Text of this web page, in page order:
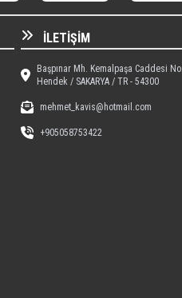
İLETIŞIM
Başpınar Mh. Kemalpaşa Caddesi
Hendek / SAKARYA / TR - 54300
mehmet_kavis@hotmail.com
+905058753422